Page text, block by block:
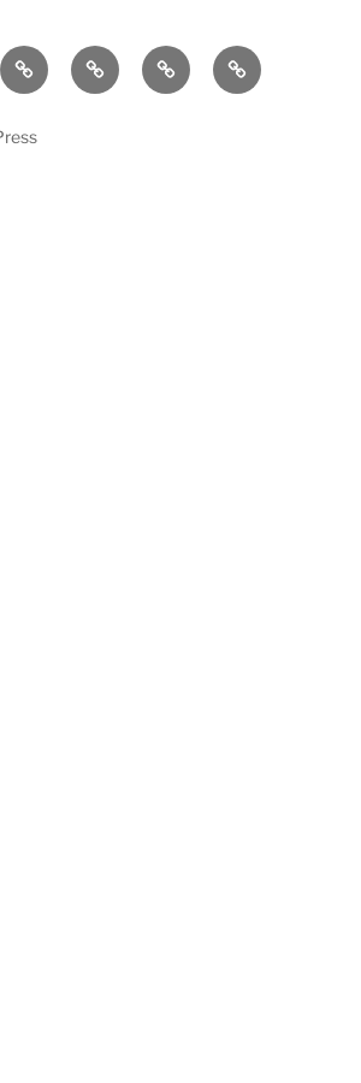
Works
Projetos
Pedagógicos/teaching
Contactos/Contacts
PortuguêsEnglish